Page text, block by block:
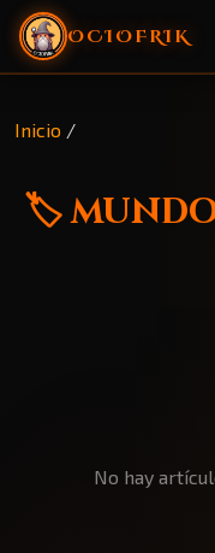
OCIOFRIK
Inicio /
🏷️
No hay